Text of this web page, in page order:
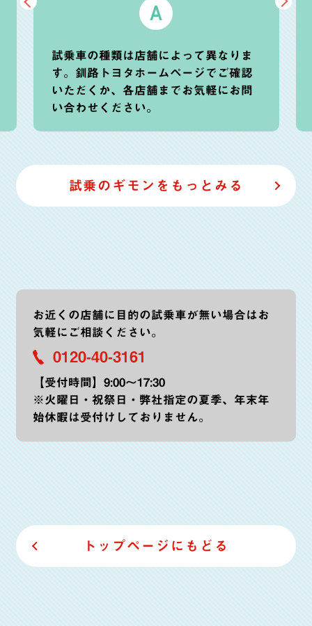
A
試乗車の種類は店舗によって異なりま
す。釧路トヨタホームページでご確認
いただくか、各店舗までお気軽にお問
い合わせください。
試乗のギモンをもっとみる
お近くの店舗に目的の試乗車が無い場合はお
気軽にご相談ください。
0120-40-3161
【受付時間】9:00～17:30
※火曜日・祝祭日・弊社指定の夏季、年末年
始休暇は受付けしておりません。
トップページにもどる